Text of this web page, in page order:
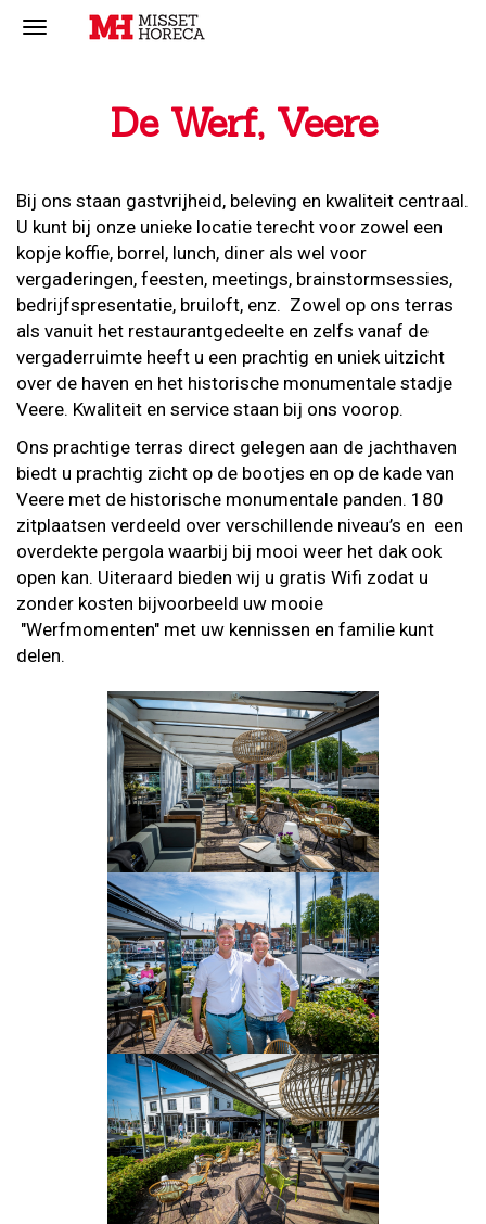
De Werf, Veere
Bij ons staan gastvrijheid, beleving en kwaliteit centraal.
U kunt bij onze unieke locatie terecht voor zowel een
kopje koffie, borrel, lunch, diner als wel voor
vergaderingen, feesten, meetings, brainstormsessies,
bedrijfspresentatie, bruiloft, enz. Zowel op ons terras
als vanuit het restaurantgedeelte en zelfs vanaf de
vergaderruimte heeft u een prachtig en uniek uitzicht
over de haven en het historische monumentale stadje
Veere. Kwaliteit en service staan bij ons voorop.
Ons prachtige terras direct gelegen aan de jachthaven
biedt u prachtig zicht op de bootjes en op de kade van
Veere met de historische monumentale panden. 180
zitplaatsen verdeeld over verschillende niveau’s en een
overdekte pergola waarbij bij mooi weer het dak ook
open kan. Uiteraard bieden wij u gratis Wifi zodat u
zonder kosten bijvoorbeeld uw mooie
"Werfmomenten" met uw kennissen en familie kunt
delen.